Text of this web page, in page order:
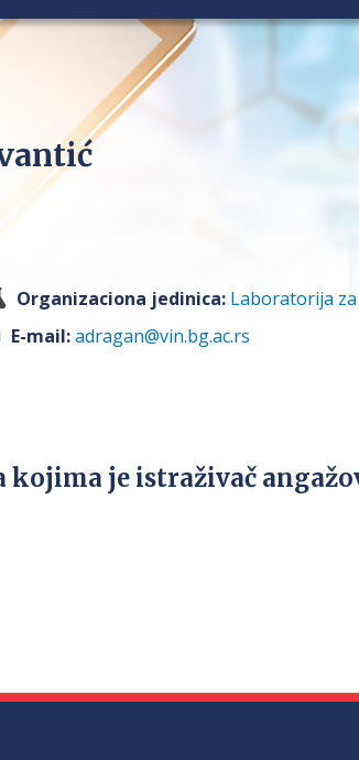
Organizaciona jedinica: Laboratorija
E-mail:adragan@vin.bg.ac.rs
kojima je istraživač